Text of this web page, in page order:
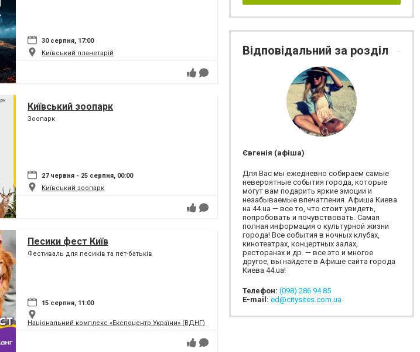
30 серпня, 17:00
Київський планетарій
Київський зоопарк
Зоопарк
27 червня - 25 серпня, 00:00
Київський зоопарк
Песики фест Київ
Фестиваль для песиків та пет-батьків
15 серпня, 11:00
Національний комплекс «Експоцентр України» (ВДНГ)
Відповідальний за розділ
Євгенія (афіша)
Для Вас мы ежедневно собираем самые
невероятные события города, которые
могут вам подарить яркие эмоции и
незабываемые впечатления. Афиша Киева
на 44.ua — все то, что стоит увидеть,
попробовать и почувствовать. Самая
полная информация о культурной жизни
города! Все события в ночных клубах,
кинотеатрах, концертных залах,
ресторанах и др. — все это и многое
другое, вы найдете в Афише сайта города
Киева 44.ua!
Телефон: (098) 286 94 85
E-mail: ed@citysites.com.ua